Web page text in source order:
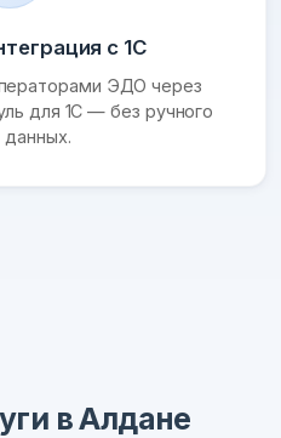
с 1С
ЭДО через
для 1С — без ручного
данных.
в Алдане